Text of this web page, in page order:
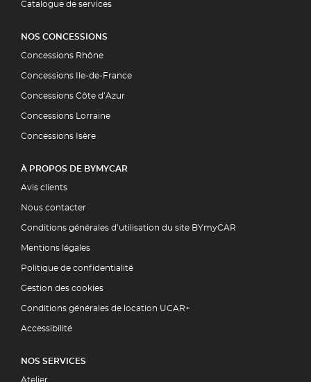
Catalogue de services
NOS CONCESSIONS
Concessions Rhône
Concessions Ile-de-France
Concessions Côte d’Azur
Concessions Lorraine
Concessions Isère
À PROPOS DE BYMYCAR
Avis clients
Nous contacter
Conditions générales d’utilisation du site BYmyCAR
Mentions légales
Politique de confidentialité
Gestion des cookies
Conditions générales de location UCAR+
Accessibilité
NOS SERVICES
Atelier